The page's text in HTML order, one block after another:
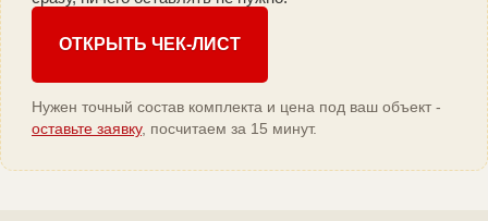
ОТКРЫТЬ ЧЕК-ЛИСТ
Нужен точный состав комплекта и цена под ваш объект -
оставьте заявку, посчитаем за 15 минут.